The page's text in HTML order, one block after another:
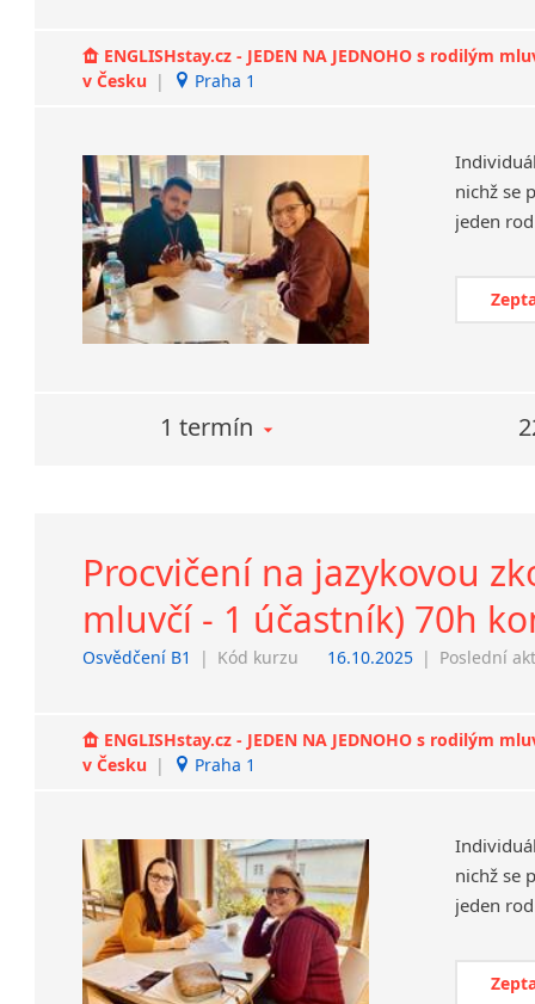
ENGLISHstay.cz - JEDEN NA JEDNOHO s rodilým
v Česku | Praha 1
nichž se
1 termín
Procvičení na jazykovou
mluvčí - 1 účastník) 70h
Osvědčení B1 | Kód kurzu 16.10.2025 | Poslední
ENGLISHstay.cz - JEDEN NA JEDNOHO s rodilým
v Česku | Praha 1
nichž se